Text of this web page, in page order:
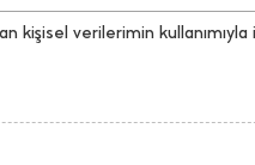
kişisel verilerimin